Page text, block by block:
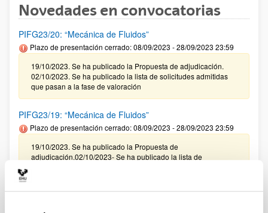
Novedades en convocatorias
PIFG23/20: “Mecánica de Fluidos”
Plazo de presentación cerrado: 08/09/2023 - 28/09/2023 23:59
19/10/2023. Se ha publicado la Propuesta de adjudicación.
02/10/2023. Se ha publicado la lista de solicitudes admitidas
que pasan a la fase de valoración
PIFG23/19: “Mecánica de Fluidos”
Plazo de presentación cerrado: 08/09/2023 - 28/09/2023 23:59
19/10/2023. Se ha publicado la Propuesta de
adjudicación.02/10/2023- Se ha publicado la lista de
PIFG23/18: “Modelización de faltas en tiempo real en